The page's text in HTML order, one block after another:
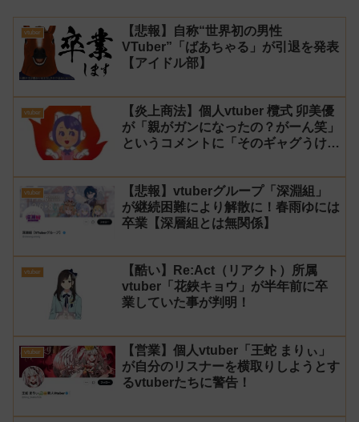
vtuber
【悲報】自称“世界初の男性
VTuber”「ばあちゃる」が引退を発表
【アイドル部】
vtuber
【炎上商法】個人vtuber 欖式 卯美優
が「親がガンになったの？がーん笑」
というコメントに「そのギャグうけ
はオススメしないと投稿し叩かれる
vtuber
【悲報】vtuberグループ「深淵組」
が継続困難により解散に！春雨ゆには
卒業【深層組とは無関係】
vtuber
【酷い】Re:Act（リアクト）所属
vtuber「花鋏キョウ」が半年前に卒
業していた事が判明！
vtuber
【営業】個人vtuber「王蛇 まりぃ」
が自分のリスナーを横取りしようとす
るvtuberたちに警告！